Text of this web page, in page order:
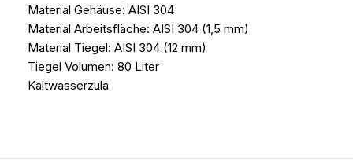
Material Gehäuse: AISI 304
Material Arbeitsfläche: AISI 304 (1,5 mm)
Material Tiegel: AISI 304 (12 mm)
Tiegel Volumen: 80 Liter
Kaltwasserzula